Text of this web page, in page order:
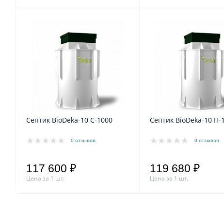
Септик BioDeka-10 C-1000
0 отзывов
117 600 ₽
Цена за 1 шт.
Септик BioDeka-10 П-
0 отзывов
119 680 ₽
Цена за 1 шт.